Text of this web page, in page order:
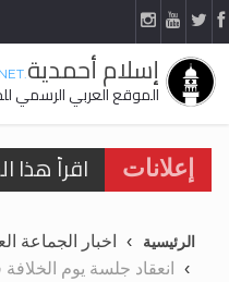
إسلام أحمدية.NET
الموقع العربي الرسمي
إعلانات
اقرأ
تعميم
الرئيسية
اخبار الجماعة
انعقاد جلسة يوم الخلافة